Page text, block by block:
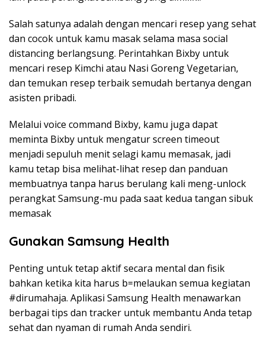
Salah satunya adalah dengan mencari resep yang sehat
dan cocok untuk kamu masak selama masa social
distancing berlangsung. Perintahkan Bixby untuk
mencari resep Kimchi atau Nasi Goreng Vegetarian,
dan temukan resep terbaik semudah bertanya dengan
asisten pribadi.
Melalui voice command Bixby, kamu juga dapat
meminta Bixby untuk mengatur screen timeout
menjadi sepuluh menit selagi kamu memasak, jadi
kamu tetap bisa melihat-lihat resep dan panduan
membuatnya tanpa harus berulang kali meng-unlock
perangkat Samsung-mu pada saat kedua tangan sibuk
memasak
Gunakan Samsung Health
Penting untuk tetap aktif secara mental dan fisik
bahkan ketika kita harus b=melaukan semua kegiatan
#dirumahaja. Aplikasi Samsung Health menawarkan
berbagai tips dan tracker untuk membantu Anda tetap
sehat dan nyaman di rumah Anda sendiri.